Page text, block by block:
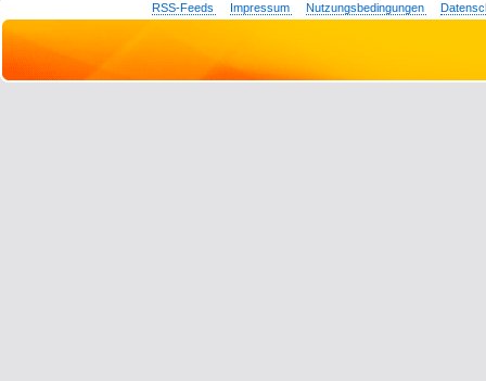
RSS-Feeds Impressum Nutzungsbedingungen